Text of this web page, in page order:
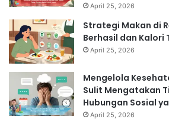
April 25, 2026
Strategi Makan di
Berhasil dan
April 25, 2026
Mengelola
Sulit Mengatakan
Hubungan Sosial
April 25, 2026